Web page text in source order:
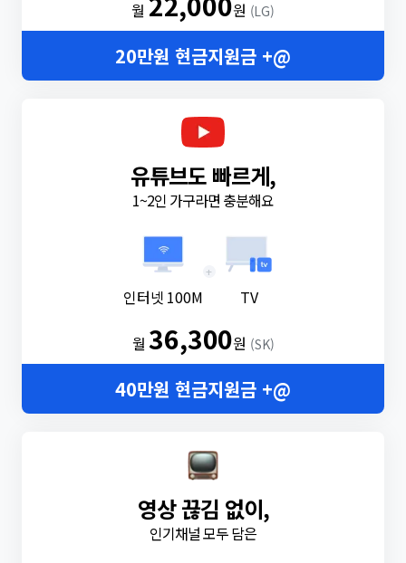
월 원 (LG)
20만원 현금지원금 +@
유튜브도 빠르게,
1~2인 가구라면 충분해요
인터넷 100M
+
TV
월36,300원 (SK)
40만원 현금지원금 +@
영상 끊김 없이,
인기채널 모두 담은